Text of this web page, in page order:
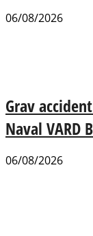
06/08/2026
Grav
Naval VARD
06/08/2026